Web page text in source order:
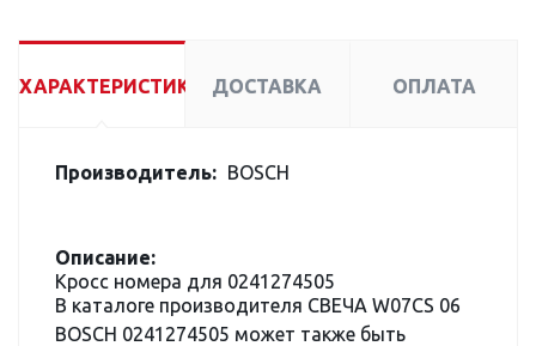
ХАРАКТЕРИСТИКИ ДОСТАВКА ОПЛАТА
Производитель: BOSCH
Описание:
Кросс номера для 0241274505
В каталоге производителя СВЕЧА W07CS 06
BOSCH 0241274505 может также быть